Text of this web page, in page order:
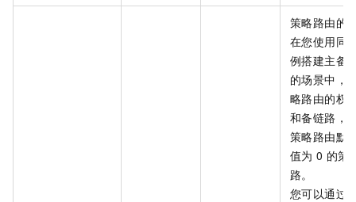
策略路由的
在您使用同
例搭建主备
的场景中，
略路由的权
和备链路，
策略路由默
值为 0 的策
路。
您可以通过